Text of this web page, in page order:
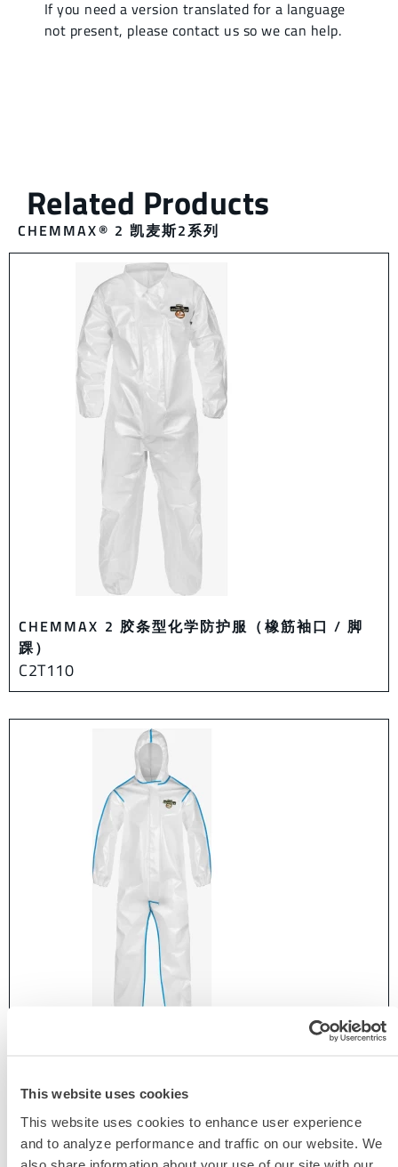
This website uses cookies
This website uses cookies to enhance user experience
and to analyze performance and traffic on our website. We
also share information about your use of our site with our
CHEMMAX® 2 凯麦斯2系列
CHEMMAX 2 胶条型化学防护服（橡筋袖口 / 脚
踝）
C2T110
CHEMMAX® 2化学防护服（包边，带帽，连体
靴）
C2B414